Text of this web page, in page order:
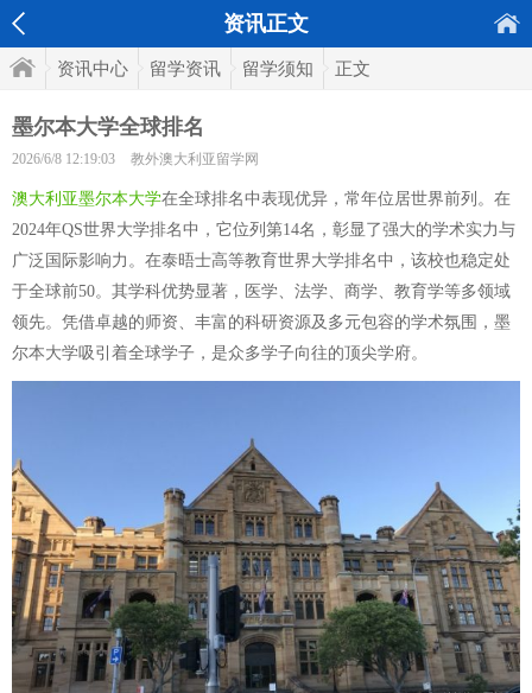
资讯正文
资讯中心 留学资讯 留学须知 正文
墨尔本大学全球排名
2026/6/8 12:19:03 教外澳大利亚留学网
澳大利亚墨尔本大学在全球排名中表现优异，常年位居世界前列。在
2024年QS世界大学排名中，它位列第14名，彰显了强大的学术实力与
广泛国际影响力。在泰晤士高等教育世界大学排名中，该校也稳定处
于全球前50。其学科优势显著，医学、法学、商学、教育学等多领域
领先。凭借卓越的师资、丰富的科研资源及多元包容的学术氛围，墨
尔本大学吸引着全球学子，是众多学子向往的顶尖学府。